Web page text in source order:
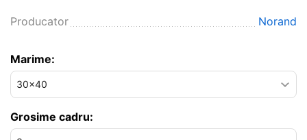
Producator Norand
Marime:
Grosime cadru: